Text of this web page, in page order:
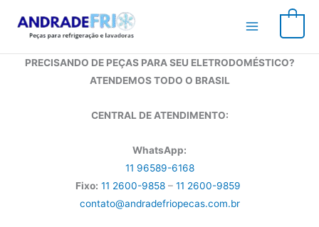
para
conteúdo
PRECISANDO DE PEÇAS PARA SEU ELETRODOMÉSTICO?
ATENDEMOS TODO O BRASIL
CENTRAL DE ATENDIMENTO:
WhatsApp:
11 96589-6168
Fixo: 11 2600-9858 – 11 2600-9859
contato@andradefriopecas.com.br